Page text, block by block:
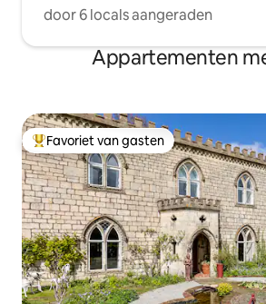
door 6 locals aangeraden
Appartementen
Topfavoriet van gasten
Favoriet van gasten